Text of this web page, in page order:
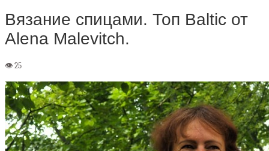
Вязание спицами. Топ Baltic от
Alena Malevitch.